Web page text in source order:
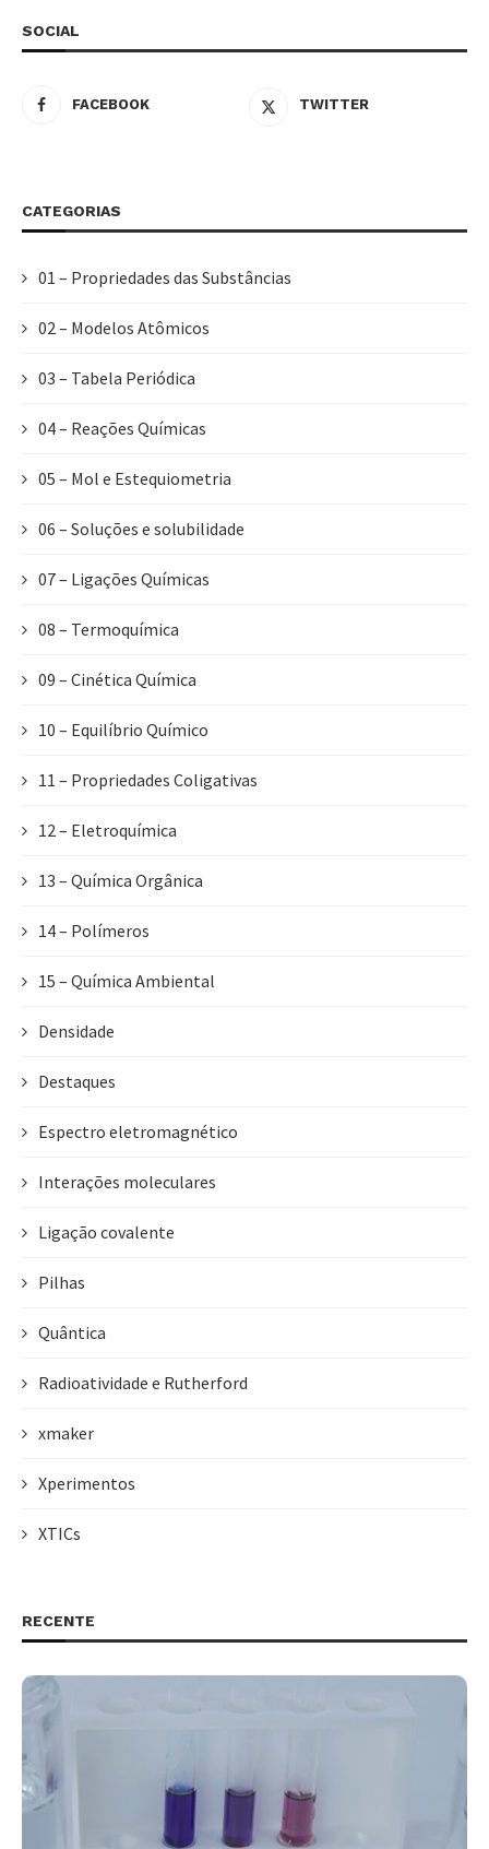
SOCIAL
FACEBOOK TWITTER
CATEGORIAS
01 – Propriedades das Substâncias
02 – Modelos Atômicos
03 – Tabela Periódica
04 – Reações Químicas
05 – Mol e Estequiometria
06 – Soluções e solubilidade
07 – Ligações Químicas
08 – Termoquímica
09 – Cinética Química
10 – Equilíbrio Químico
11 – Propriedades Coligativas
12 – Eletroquímica
13 – Química Orgânica
14 – Polímeros
15 – Química Ambiental
Densidade
Destaques
Espectro eletromagnético
Interações moleculares
Ligação covalente
Pilhas
Quântica
Radioatividade e Rutherford
xmaker
Xperimentos
XTICs
RECENTE